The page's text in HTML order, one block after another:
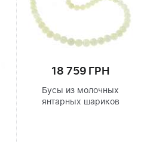
18 759 ГРН
Бусы из молочных
янтарных шариков